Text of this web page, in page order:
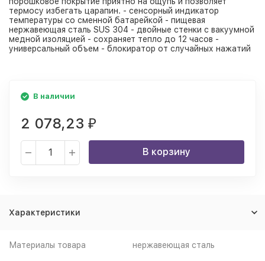
термосу избегать царапин. - сенсорный индикатор
температуры со сменной батарейкой - пищевая
нержавеющая сталь SUS 304 - двойные стенки с вакуумной
медной изоляцией - сохраняет тепло до 12 часов -
универсальный объем - блокиратор от случайных нажатий
В наличии
2 078,23 ₽
В корзину
Характеристики
Материалы товара нержавеющая cталь